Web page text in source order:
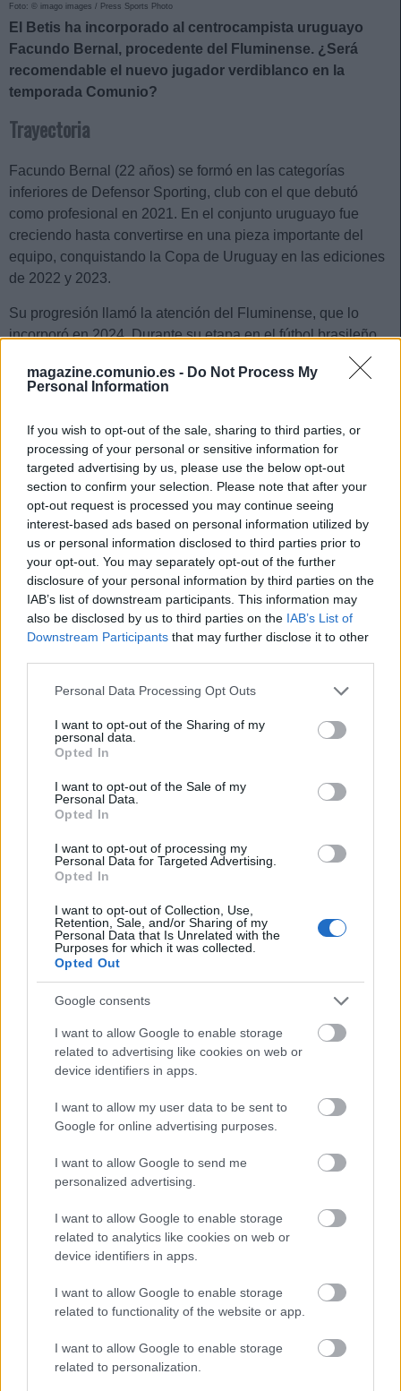
magazine.comunio.es - Do Not Process My
Personal Information
If you wish to opt-out of the sale, sharing to third parties, or
processing of your personal or sensitive information for
targeted advertising by us, please use the below opt-out
section to confirm your selection. Please note that after your
opt-out request is processed you may continue seeing
interest-based ads based on personal information utilized by
us or personal information disclosed to third parties prior to
your opt-out. You may separately opt-out of the further
disclosure of your personal information by third parties on the
IAB’s list of downstream participants. This information may
also be disclosed by us to third parties on the IAB’s List of
Downstream Participants that may further disclose it to other
Please note that this website/app uses one or more Google
not limited to your visit or usage behaviour. You may click to
grant or deny consent to Google and its third-party tags to
use your data for below specified purposes in below Google
consent section.
Personal Data Processing Opt Outs
I want to opt-out of the Sharing of my
personal data.
Opted In
I want to opt-out of the Sale of my
Personal Data.
Opted In
I want to opt-out of processing my
Personal Data for Targeted Advertising.
Opted In
I want to opt-out of Collection, Use,
Retention, Sale, and/or Sharing of my
Personal Data that Is Unrelated with the
Purposes for which it was collected.
Opted Out
Google consents
I want to allow Google to enable storage
related to advertising like cookies on web or
device identifiers in apps.
I want to allow my user data to be sent to
Google for online advertising purposes.
I want to allow Google to send me
personalized advertising.
I want to allow Google to enable storage
related to analytics like cookies on web or
device identifiers in apps.
I want to allow Google to enable storage
related to functionality of the website or app.
I want to allow Google to enable storage
related to personalization.
Foto: © imago images / Press Sports Photo
El Betis ha incorporado al centrocampista uruguayo
Facundo Bernal, procedente del Fluminense. ¿Será
recomendable el nuevo jugador verdiblanco en la
temporada Comunio?
Trayectoria
Facundo Bernal (22 años) se formó en las categorías
inferiores de Defensor Sporting, club con el que debutó
como profesional en 2021. En el conjunto uruguayo fue
creciendo hasta convertirse en una pieza importante del
equipo, conquistando la Copa de Uruguay en las ediciones
de 2022 y 2023.
Su progresión llamó la atención del Fluminense, que lo
incorporó en 2024. Durante su etapa en el fútbol brasileño
continuó acumulando experiencia al máximo nivel y llamó
también a las puertas de la selección absoluta de Uruguay,
futuro y también de presente. Ha firmado por los
verdiblancos hasta 2031.
Estadísticas últimas temporadas
Bernal se ha consolidado como un centrocampista de
equilibrio, destacando más por su trabajo sin balón que por
sus cifras ofensivas. En su última campaña con el
Fluminense en la liga brasileña, jugó 10 partidos con unas
medias de 1,7 entradas, 2,6 recuperaciones y 3,2 duelos
nota Sofascore de 6,77.
Konaté, tercer fichaje del Real Madrid 26/27:
¿recomendable en Comunio?
El Real Madrid continúa
reforzando su plantilla de cara a la
El internacional francés llega libre
conjunto blanco hasta junio de
2030.
Situación en el equipo
El Betis incorpora a Bernal para reforzar el centro del campo
con un perfil más físico y defensivo. Puede actuar como
mediocentro posicional o como interior de trabajo,
aportando equilibrio a una medular con jugadores de mayor
vocación ofensiva como Isco, Lo Celso, Fidalgo o Fornals.
La competencia por un puesto será elevada, por lo que su
protagonismo dependerá de su adaptación al fútbol español
ahora su principal competencia para jugar será Marc Roca
tras la salida de Altimira, pero se esperan más refuerzos en
¿Qué puede aportar en Comunio?
Bernal es un perfil de centrocampista que no suele tener
muchos adeptos entre los managers fantasy, ya que no